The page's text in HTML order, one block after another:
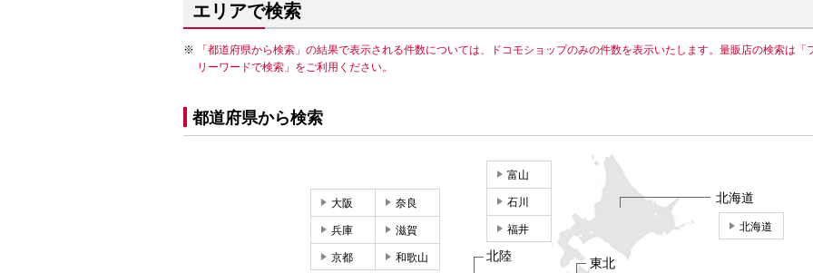
エリアで検索
「都道府県から検索」の結果で表示される件数については、ドコモショップのみの件数を表示いたします。量販店の検索は「
リーワードで検索」をご利用ください。
都道府県から検索
北海道
北海道
東北
富山
石川
福井
北陸
大阪 奈良
兵庫 滋賀
京都 和歌山